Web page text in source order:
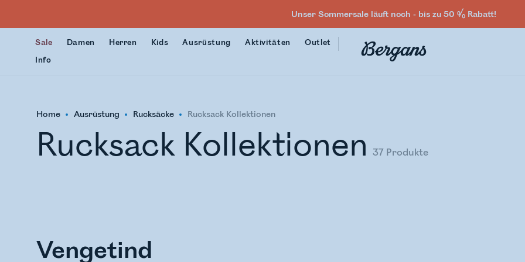
Unser Sommersale läuft noch - bis zu 50 % Rabatt!
Sale Damen Herren Kids Ausrüstung Aktivitäten
Outlet
Info
Home Ausrüstung Rucksäcke Rucksack Kollektionen
Vengetind
Rucksack Kollektionen 37 Produkte